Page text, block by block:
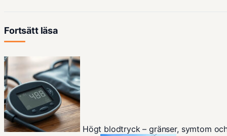
Fortsätt läsa
Högt blodtryck – gränser, symtom